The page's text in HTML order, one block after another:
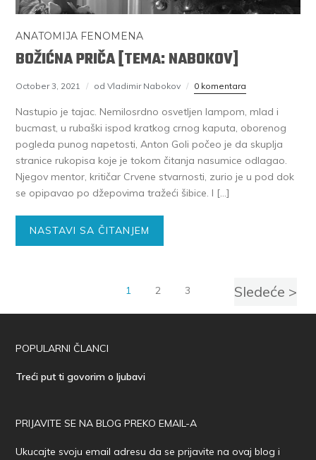
ANATOMIJA FENOMENA
BOŽIĆNA PRIČA [TEMA: NABOKOV]
October 3, 2021 od Vladimir Nabokov 0 komentara
Nastupio je tajac. Nemilosrdno osvetljen lampom, mlad i
bucmast, u rubaški ispod kratkog crnog kaputa, oborenog
pogleda punog napetosti, Anton Goli počeo je da skuplja
stranice rukopisa koje je tokom čitanja nasumice odlagao.
Njegov mentor, kritičar Crvene stvarnosti, zurio je u pod dok
se opipavao po džepovima tražeći šibice. I […]
NASTAVI SA ČITANJEM
1 2 3 Sledeće >
POPULARNI ČLANCI
Treći put ti govorim o ljubavi
PRIJAVITE SE NA BLOG PREKO EMAIL-A
Ukucajte svoju email adresu da se prijavite na ovaj blog i